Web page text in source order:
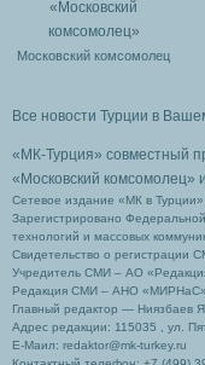
Московский комсомолец
Все новости Турции в
«МК-Турция» совместный
«Московский комсомолец»
Сетевое издание «МК в
Зарегистрировано
технологий и массовых
Свидетельство о
Учредитель СМИ – АО
Редакция СМИ – АНО «МИРНаС»
Главный редактор — Ниязбаев
Адрес редакции: 115035 , ул.
Е-Маил: redaktor@mk-turkey.ru